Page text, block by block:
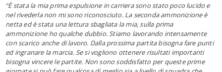
“È stata la mia prima espulsione in carriera sono stato poco lucido e
nel rivederla non mi sono riconosciuto. La seconda ammonizione è
netta ed è stata una lettura sbagliata la mia, sulla prima
ammonizione ho qualche dubbio. Stiamo lavorando intensamente
con scarico anche di lavoro. Dalla prossima partita bisogna fare punti
ed ingranare la marcia. Se si vogliono ottenere risultati importanti
bisogna vincere le partite. Non sono soddisfatto per queste prime